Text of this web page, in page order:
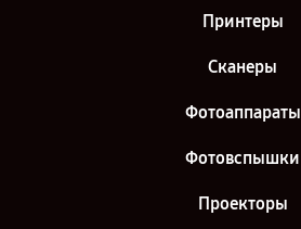
Принтеры
Сканеры
Фотоаппараты
Фотовспышки
Проекторы